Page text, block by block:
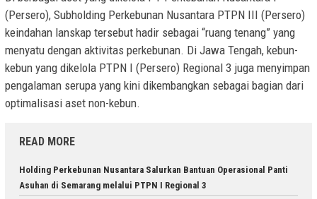
(Persero), Subholding Perkebunan Nusantara PTPN III (Persero)
keindahan lanskap tersebut hadir sebagai “ruang tenang” yang
menyatu dengan aktivitas perkebunan. Di Jawa Tengah, kebun-
kebun yang dikelola PTPN I (Persero) Regional 3 juga menyimpan
pengalaman serupa yang kini dikembangkan sebagai bagian dari
optimalisasi aset non-kebun.
READ MORE
Holding Perkebunan Nusantara Salurkan Bantuan Operasional Panti
Asuhan di Semarang melalui PTPN I Regional 3